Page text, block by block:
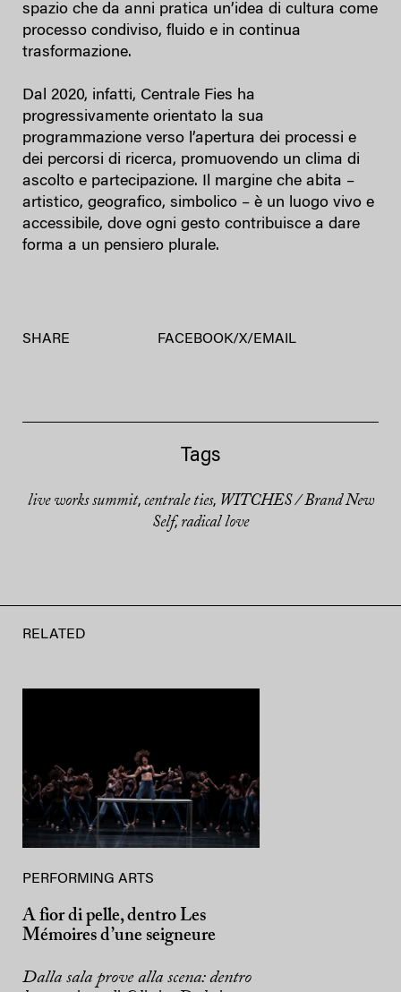
spazio che da anni pratica un’idea di cultura come
processo condiviso, fluido e in continua
trasformazione.
Dal 2020, infatti, Centrale Fies ha
progressivamente orientato la sua
programmazione verso l’apertura dei processi e
dei percorsi di ricerca, promuovendo un clima di
ascolto e partecipazione. Il margine che abita –
artistico, geografico, simbolico – è un luogo vivo e
accessibile, dove ogni gesto contribuisce a dare
forma a un pensiero plurale.
SHARE FACEBOOK/X/EMAIL
Tags
live works summit, centrale ties, WITCHES / Brand New
Self, radical love
RELATED
PERFORMING ARTS
A fior di pelle, dentro Les
Mémoires d’une seigneure
Dalla sala prove alla scena: dentro